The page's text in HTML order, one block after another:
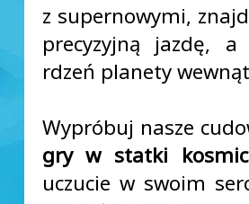
z supernowymi,
precyzyjną jazdę,
rdzeń planety
Wypróbuj nasze
gry w statki
uczucie w swoim